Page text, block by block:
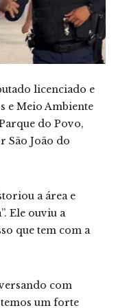
licenciado e
e Meio Ambiente
do Povo,
São João do
a área e
Ele ouviu a
que tem com a
com
um forte